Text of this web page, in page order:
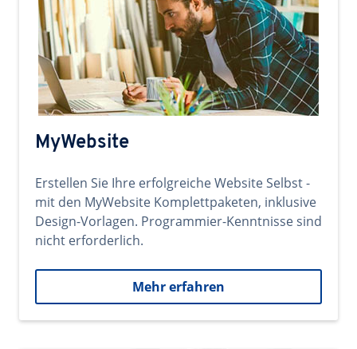
MyWebsite
Erstellen Sie Ihre erfolgreiche Website Selbst -
mit den MyWebsite Komplettpaketen, inklusive
Design-Vorlagen. Programmier-Kenntnisse sind
nicht erforderlich.
Mehr erfahren